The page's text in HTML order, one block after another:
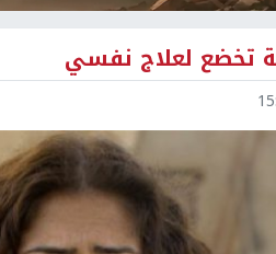
تخضع لعلاج نفسي